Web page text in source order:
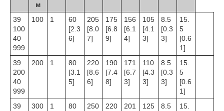
м
39
100
40
999
100 1
60
[2.3
6]
205
[8.0
7]
175
[6.8
9]
156
[6.1
4]
105
[4.1
3]
8.5
[0.3
3]
15.
5
[0.6
1]
39
200
40
999
200 1
80
[3.1
5]
220
[8.6
6]
190
[7.4
8]
171
[6.7
3]
110
[4.3
3]
8.5
[0.3
3]
15.
5
[0.6
1]
39
300 1
80
250
220
201
125
8.5
15.